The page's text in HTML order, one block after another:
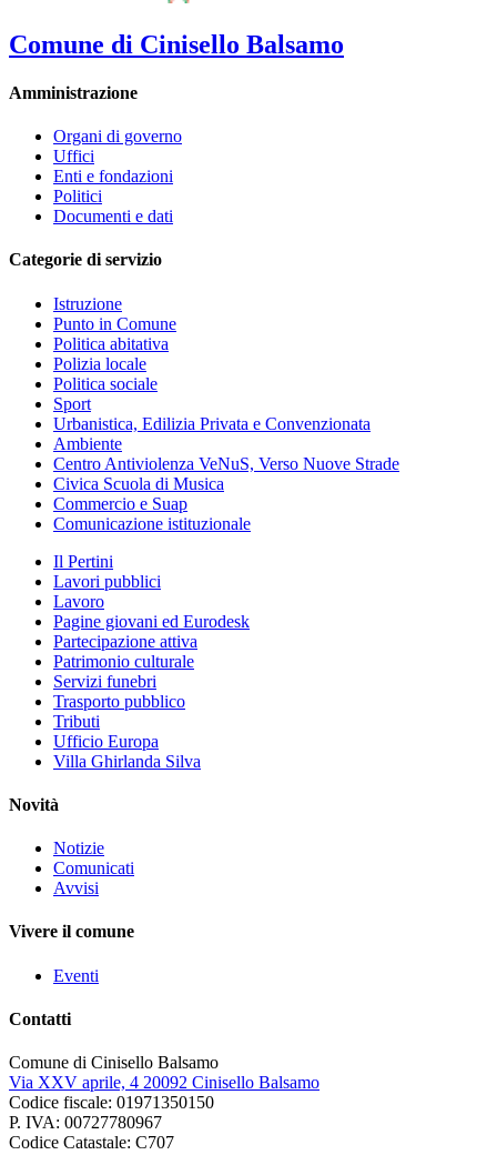
Comune di Cinisello Balsamo
Amministrazione
Organi di governo
Uffici
Enti e fondazioni
Politici
Documenti e dati
Categorie di servizio
Istruzione
Punto in Comune
Politica abitativa
Polizia locale
Politica sociale
Sport
Urbanistica, Edilizia Privata e Convenzionata
Ambiente
Centro Antiviolenza VeNuS, Verso Nuove Strade
Civica Scuola di Musica
Commercio e Suap
Comunicazione istituzionale
Il Pertini
Lavori pubblici
Lavoro
Pagine giovani ed Eurodesk
Partecipazione attiva
Patrimonio culturale
Servizi funebri
Trasporto pubblico
Tributi
Ufficio Europa
Villa Ghirlanda Silva
Novità
Notizie
Comunicati
Avvisi
Vivere il comune
Eventi
Contatti
Comune di Cinisello Balsamo
Via XXV aprile, 4 20092 Cinisello Balsamo
Codice fiscale: 01971350150
P. IVA: 00727780967
Codice Catastale: C707